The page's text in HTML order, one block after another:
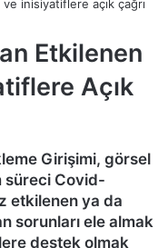
Etkilenen
Açık
Girişimi, görsel
süreci Covid-
etkilenen ya da
sorunları ele almak
destek olmak